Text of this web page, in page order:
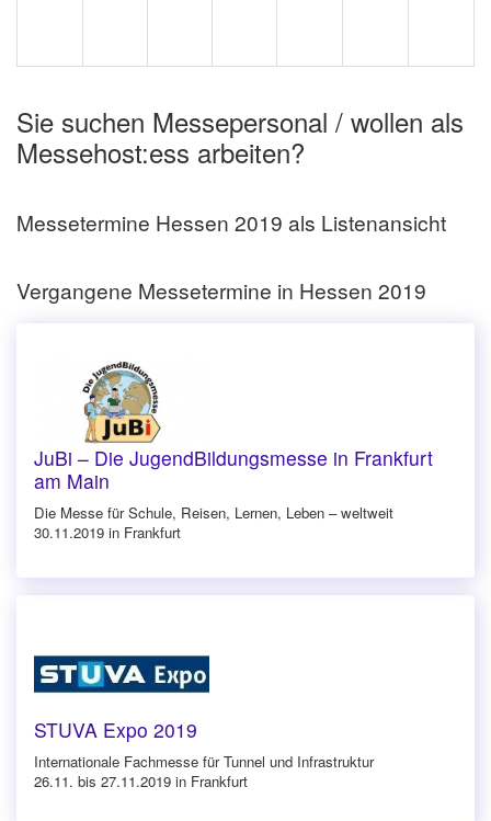
Sie suchen Messepersonal / wollen als
Messehost:ess arbeiten?
Messetermine Hessen 2019 als Listenansicht
Vergangene Messetermine in Hessen 2019
JuBi – Die JugendBildungsmesse in Frankfurt
am Main
Die Messe für Schule, Reisen, Lernen, Leben – weltweit
30.11.2019 in Frankfurt
STUVA Expo 2019
Internationale Fachmesse für Tunnel und Infrastruktur
26.11. bis 27.11.2019 in Frankfurt